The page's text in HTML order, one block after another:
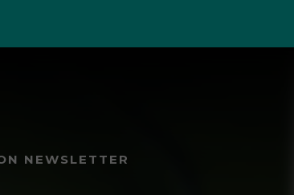
NEWSLETTER